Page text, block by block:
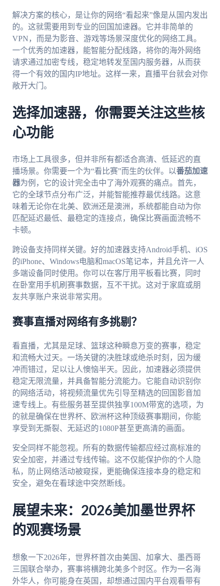
解决方案的核心，是让你的网络“看起来”像是从国内发出
的。这就需要用到专业的回国加速器。它并非简单的
VPN，而是为影音、游戏等场景深度优化的网络工具。
一个优秀的加速器，能智能分配线路，将你的海外网络
请求通过加密专线，稳定地转发至国内服务器，从而获
得一个有效的国内IP地址。这样一来，直播平台就会对你
敞开大门。
选择加速器，你需要关注这些核
心功能
市场上工具很多，但并非所有都适合高清、低延迟的直
播场景。你需要一个为“看比赛”而生的伙伴。以番茄加速
器为例，它的设计完全击中了海外观赛的痛点。首先，
它的全球节点分布广泛，并能智能推荐最优线路。这意
味着无论你在北美、欧洲还是澳洲，系统都能自动为你
匹配延迟最低、最稳定的连接点，确保比赛画面流畅不
卡顿。
跨设备支持同样关键。好的加速器支持Android手机、iOS
的iPhone、Windows电脑和macOS笔记本，并且允许一人
多端设备同时使用。你可以在客厅用平板看比赛，同时
在卧室用手机刷赛事数据，互不干扰。这对于家庭或朋
友共享账户来说非常实用。
赛事直播对网络有多挑剔？
看直播，尤其是足球、篮球这种瞬息万变的赛事，稳定
和流畅大过天。一场关键的决胜球或绝杀时刻，因为缓
冲而错过，足以让人懊恼半天。因此，加速器必须提供
稳定无限流量，并具备智能分流能力。它能自动识别你
的网络活动，将视频流量优先引导至精选的回国影音加
速专线上。有些服务甚至提供独享100M带宽的选项，为
的就是确保在世界杯、欧洲杯这种顶级赛事期间，你能
享受到无撕裂、无延迟的1080P甚至更高清的画面。
安全同样不能忽视。所有的数据传输都应经过高标准的
安全加密，并通过专线传输。这不仅能保护你的个人隐
私，防止网络活动被窥探，更能确保连接本身的稳定和
安全，避免在看球途中突然断线。
展望未来：2026美加墨世界杯
的观赛场景
想象一下2026年，世界杯首次由美国、加拿大、墨西哥
三国联合举办，赛事将横跨北美多个时区。作为一名海
外华人，你可能身在英国，却想通过国内平台观看带有